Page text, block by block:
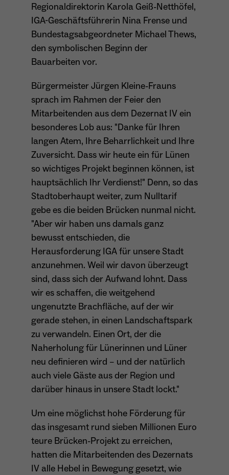
Zweck
PHPs Standard Sitzungs-Identifikation
(Formulare).
Name be_typo_user
Anbieter TYPO3
Laufzeit Ende der Sitzung
Zweck
Dieser Cookie teilt der Webseite mit, ob ein
Besucher im Typo3-Backend angemeldet ist
und die Rechte besitzt diese zu verwalten.
Name cookie_optin
Anbieter Sgalinski
Laufzeit 1 Monat
Zweck
Speichert den Zustimmungsstatus des
Benutzers für Cookies auf der aktuellen
Domäne.
Name
Anbieter Matomo
Laufzeit 30 Minuten
Zweck
aktuellen Sitzung.
Name _pk_ref.*
Laufzeit 6 Monate
Zweck Speichert die Herkunft des Besuchers.
Name MATOMO_SESSID
Anbieter Matomo
Laufzeit Sitzung
Zweck
Temporäre Session-ID, ohne
personenbezogene Daten.
Name _ga
Laufzeit 1 Jahr
Zweck Unterscheidung der Webseitenbesucher.
Laufzeit 1 Jahr
Zweck
Speichert die vom Nutzer gewählte Sprache
für die automatische Übersetzung der
Website.
Regionaldirektorin Karola Geiß-Netthöfel,
IGA-Geschäftsführerin Nina Frense und
Bundestagsabgeordneter Michael Thews,
den symbolischen Beginn der
Bauarbeiten vor.
Bürgermeister Jürgen Kleine-Frauns
sprach im Rahmen der Feier den
Mitarbeitenden aus dem Dezernat IV ein
besonderes Lob aus: "Danke für Ihren
langen Atem, Ihre Beharrlichkeit und Ihre
Zuversicht. Dass wir heute ein für Lünen
so wichtiges Projekt beginnen können, ist
hauptsächlich Ihr Verdienst!" Denn, so das
Stadtoberhaupt weiter, zum Nulltarif
gebe es die beiden Brücken nunmal nicht.
"Aber wir haben uns damals ganz
bewusst entschieden, die
Herausforderung IGA für unsere Stadt
anzunehmen. Weil wir davon überzeugt
sind, dass sich der Aufwand lohnt. Dass
wir es schaffen, die weitgehend
ungenutzte Brachfläche, auf der wir
gerade stehen, in einen Landschaftspark
zu verwandeln. Einen Ort, der die
Naherholung für Lünerinnen und Lüner
neu definieren wird – und der natürlich
auch viele Gäste aus der Region und
darüber hinaus in unsere Stadt lockt."
Um eine möglichst hohe Förderung für
das insgesamt rund sieben Millionen Euro
teure Brücken-Projekt zu erreichen,
hatten die Mitarbeitenden des Dezernats
IV alle Hebel in Bewegung gesetzt, wie